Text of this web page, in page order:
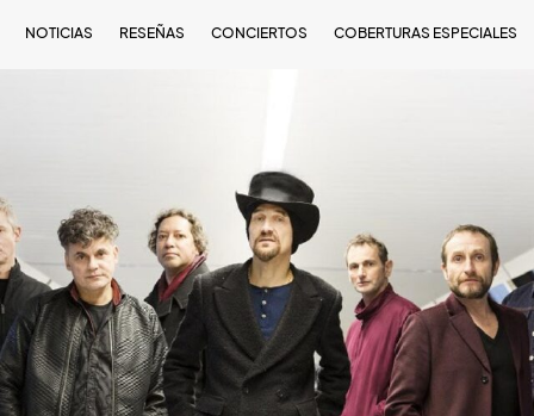
NOTICIAS RESEÑAS CONCIERTOS COBERTURAS ESPECIALES